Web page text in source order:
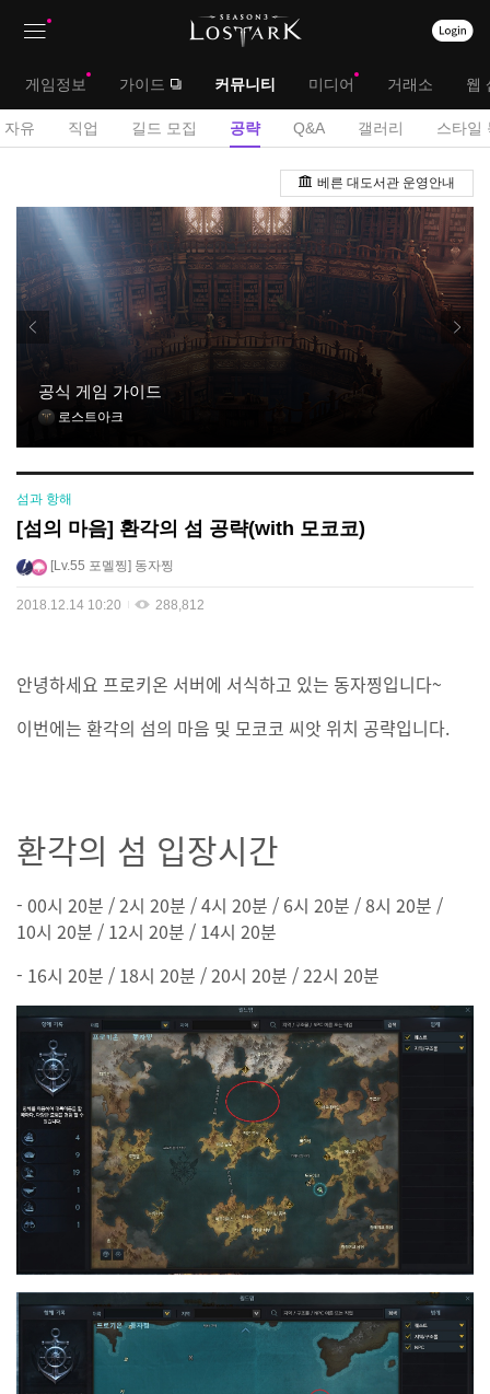
뉴
대
메
게임정보 가이드 커뮤니티 미디어 거래소 웹
서
메
뉴
자유 직업 길드 모집 공략 Q&A 갤러리 스타일
략
판
베른 대도서관 운영안내
공식 게임 가이드
로스트아크
섬과 항해
[섬의 마음] 환각의 섬 공략(with 모코코)
Lv.55 포멜찡 동자찡
2018.12.14 10:20 288,812
안녕하세요 프로키온 서버에 서식하고 있는 동자찡입니다~
이번에는 환각의 섬의 마음 및 모코코 씨앗 위치 공략입니다.
환각의 섬 입장시간
- 00시 20분 / 2시 20분 / 4시 20분 / 6시 20분 / 8시 20분 /
10시 20분 / 12시 20분 / 14시 20분
- 16시 20분 / 18시 20분 / 20시 20분 / 22시 20분